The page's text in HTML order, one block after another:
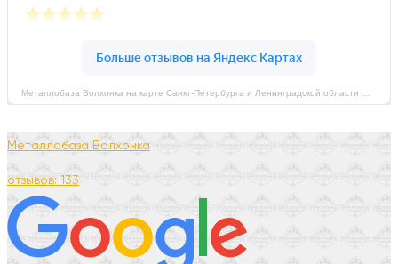
Металлобаза Волхонка
отзывов: 133